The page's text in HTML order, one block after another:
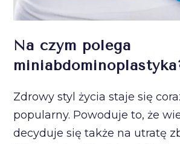
Na czym polega
Zdrowy styl życia staje się
popularny. Powoduje to, że
decyduje się także na utratę